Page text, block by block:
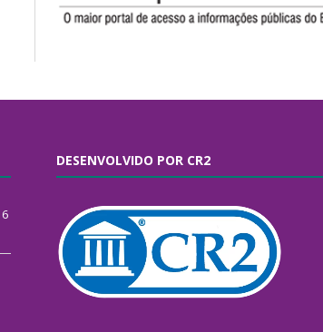
6
DESENVOLVIDO POR CR2